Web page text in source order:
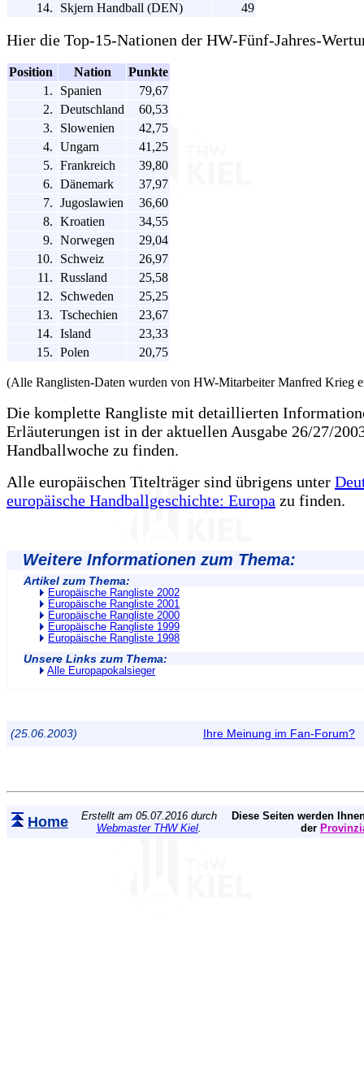
14.
Skjern Handball (DEN) 49
Hier die Top-15-Nationen der HW-Fünf-Jahres-
Position Nation
Punkte
1.
Spanien
79,67
2. Deutschland
60,53
3.
Slowenien
42,75
4. Ungarn
41,25
5. Frankreich
39,80
6. Dänemark
37,97
7. Jugoslawien
36,60
8. Kroatien
34,55
9. Norwegen
29,04
10.
Schweiz
26,97
11. Russland
25,58
12.
Schweden
25,25
13. Tschechien
23,67
14. Island
23,33
15. Polen 20,75
(Alle Ranglisten-Daten wurden von HW-Mitarbeiter Manfred Krieg
Die komplette Rangliste mit detaillierten
Erläuterungen ist in der aktuellen Ausgabe 26/27/
Handballwoche zu finden.
Alle europäischen Titelträger sind übrigens unter
europäische Handballgeschichte: Europa zu finden.
Weitere Informationen zum Thema:
Artikel zum Thema:
Europäische Rangliste 2002
Europäische Rangliste 2001
Europäische Rangliste 2000
Europäische Rangliste 1999
Europäische Rangliste 1998
Unsere Links zum Thema:
Alle Europapokalsieger
(25.06.2003) Ihre Meinung im Fan-Forum?
Home
Erstellt am 05.07.2016 durch
Webmaster THW Kiel.
Diese Seiten werden
der